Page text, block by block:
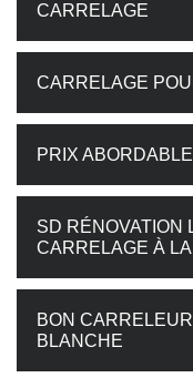
CARRELAGE
CARRELAGE
PRIX
SD RÉNOVATION
CARRELAGE À
BON
BLANCHE